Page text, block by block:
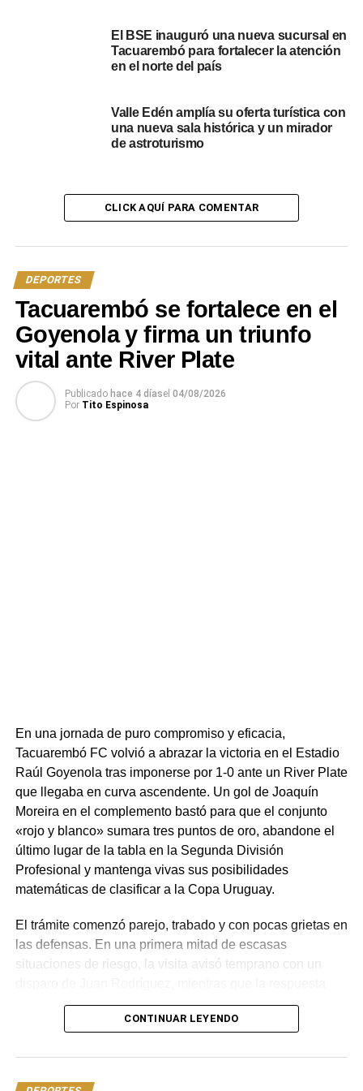
próxima fecha, con la ilusión renovada.
DESTACADOS
LA B
Liga Uruguaya de Voleibol Femenino
NO SE PIERDA
El BSE inauguró una nueva sucursal en
Tacuarembó para fortalecer la atención
en el norte del país
Valle Edén amplía su oferta turística con
una nueva sala histórica y un mirador
de astroturismo
CLICK AQUÍ PARA COMENTAR
DEPORTES
Tacuarembó se fortalece en el
Goyenola y firma un triunfo
vital ante River Plate
Publicado hace 4 díasel 04/08/2026
Por Tito Espinosa
En una jornada de puro compromiso y eficacia,
Tacuarembó FC volvió a abrazar la victoria en el Estadio
Raúl Goyenola tras imponerse por 1-0 ante un River Plate
que llegaba en curva ascendente. Un gol de Joaquín
Moreira en el complemento bastó para que el conjunto
«rojo y blanco» sumara tres puntos de oro, abandone el
último lugar de la tabla en la Segunda División
Profesional y mantenga vivas sus posibilidades
matemáticas de clasificar a la Copa Uruguay.
El trámite comenzó parejo, trabado y con pocas grietas en
las defensas. En una primera mitad de escasas
situaciones de riesgo, la visita avisó temprano con un
local llegó en los pies del colombiano Nicolás González,
quien tras un pivoteo del brasileño Lucao elevó su remate
CONTINUAR LEYENDO